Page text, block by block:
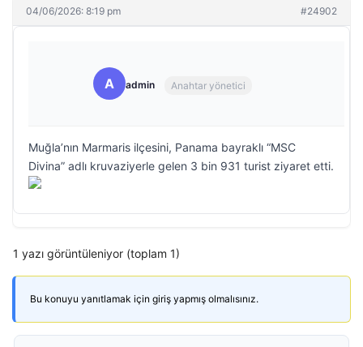
04/06/2026: 8:19 pm #24902
A admin Anahtar yönetici
Muğla’nın Marmaris ilçesini, Panama bayraklı “MSC
Divina” adlı kruvaziyerle gelen 3 bin 931 turist ziyaret etti.
1 yazı görüntüleniyor (toplam 1)
Bu konuyu yanıtlamak için giriş yapmış olmalısınız.